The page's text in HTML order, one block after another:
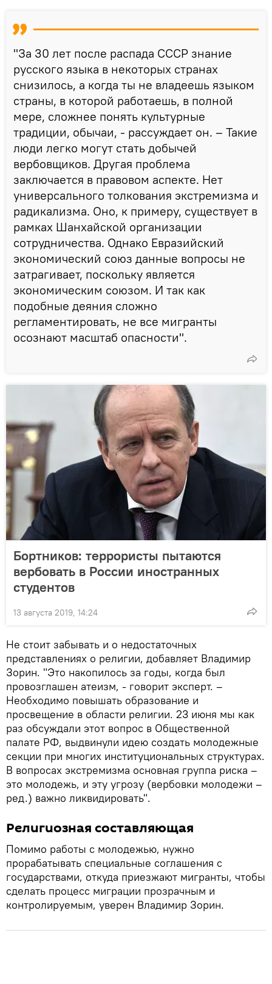
"За 30 лет после распада СССР знание
русского языка в некоторых странах
снизилось, а когда ты не владеешь языком
страны, в которой работаешь, в полной
мере, сложнее понять культурные
традиции, обычаи, - рассуждает он. – Такие
люди легко могут стать добычей
вербовщиков. Другая проблема
заключается в правовом аспекте. Нет
универсального толкования экстремизма и
радикализма. Оно, к примеру, существует в
рамках Шанхайской организации
сотрудничества. Однако Евразийский
экономический союз данные вопросы не
затрагивает, поскольку является
экономическим союзом. И так как
подобные деяния сложно
регламентировать, не все мигранты
осознают масштаб опасности".
Бортников: террористы пытаются
вербовать в России иностранных
студентов
13 августа 2019, 14:24
Не стоит забывать и о недостаточных
представлениях о религии, добавляет Владимир
Зорин. "Это накопилось за годы, когда был
провозглашен атеизм, - говорит эксперт. –
Необходимо повышать образование и
просвещение в области религии. 23 июня мы как
раз обсуждали этот вопрос в Общественной
палате РФ, выдвинули идею создать молодежные
секции при многих институциональных структурах.
В вопросах экстремизма основная группа риска –
это молодежь, и эту угрозу (вербовки молодежи –
ред.) важно ликвидировать".
Религиозная составляющая
Помимо работы с молодежью, нужно
прорабатывать специальные соглашения с
государствами, откуда приезжают мигранты, чтобы
сделать процесс миграции прозрачным и
контролируемым, уверен Владимир Зорин.